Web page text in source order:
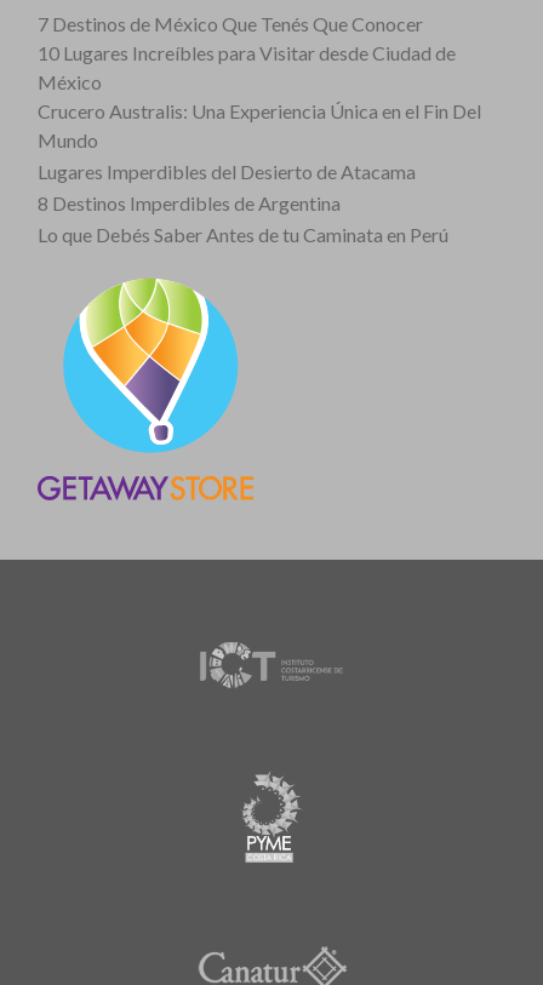
7 Destinos de México Que Tenés Que Conocer
10 Lugares Increíbles para Visitar desde Ciudad de
México
Crucero Australis: Una Experiencia Única en el Fin Del
Mundo
Lugares Imperdibles del Desierto de Atacama
8 Destinos Imperdibles de Argentina
Lo que Debés Saber Antes de tu Caminata en Perú